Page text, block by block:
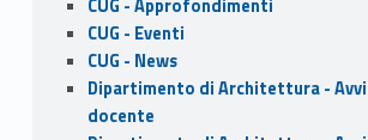
CUG - Approfondimenti
CUG - Eventi
CUG - News
Dipartimento di Architettura -
docente